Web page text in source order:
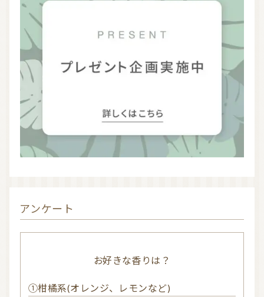
プライバシーポリシー
アンケート
お好きな香りは？
①柑橘系(オレンジ、レモンなど)